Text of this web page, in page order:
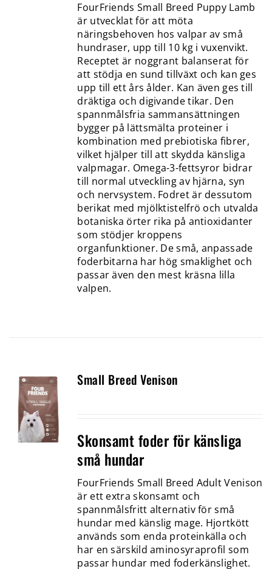
FourFriends Small Breed Puppy Lamb
är utvecklat för att möta
näringsbehoven hos valpar av små
hundraser, upp till 10 kg i vuxenvikt.
Receptet är noggrant balanserat för
att stödja en sund tillväxt och kan ges
upp till ett års ålder. Kan även ges till
dräktiga och digivande tikar. Den
spannmålsfria sammansättningen
bygger på lättsmälta proteiner i
kombination med prebiotiska fibrer,
vilket hjälper till att skydda känsliga
valpmagar. Omega-3-fettsyror bidrar
till normal utveckling av hjärna, syn
och nervsystem. Fodret är dessutom
berikat med mjölktistelfrö och utvalda
botaniska örter rika på antioxidanter
som stödjer kroppens
organfunktioner. De små, anpassade
foderbitarna har hög smaklighet och
passar även den mest kräsna lilla
valpen.
Small Breed Venison
Skonsamt foder för känsliga
små hundar
FourFriends Small Breed Adult Venison
är ett extra skonsamt och
spannmålsfritt alternativ för små
hundar med känslig mage. Hjortkött
används som enda proteinkälla och
har en särskild aminosyraprofil som
passar hundar med foderkänslighet.